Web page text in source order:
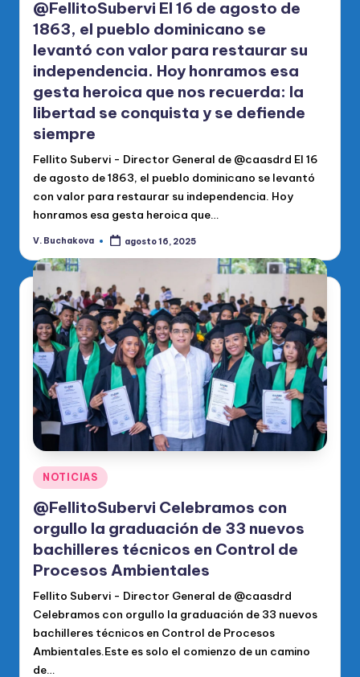
@FellitoSubervi El 16 de agosto de
1863, el pueblo dominicano se
levantó con valor para restaurar su
independencia. Hoy honramos esa
gesta heroica que nos recuerda: la
libertad se conquista y se defiende
siempre
Fellito Subervi - Director General de @caasdrd El 16
de agosto de 1863, el pueblo dominicano se levantó
con valor para restaurar su independencia. Hoy
honramos esa gesta heroica que…
Publicado
V. Buchakova agosto 16, 2025
Publicado
en
NOTICIAS
@FellitoSubervi Celebramos con
orgullo la graduación de 33 nuevos
bachilleres técnicos en Control de
Procesos Ambientales
Fellito Subervi - Director General de @caasdrd
Celebramos con orgullo la graduación de 33 nuevos
bachilleres técnicos en Control de Procesos
Ambientales.Este es solo el comienzo de un camino
de…